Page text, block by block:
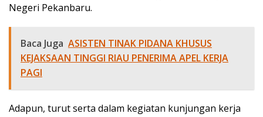
Negeri Pekanbaru.
Baca Juga ASISTEN TINAK PIDANA KHUSUS
KEJAKSAAN TINGGI RIAU PENERIMA APEL KERJA
PAGI
Adapun, turut serta dalam kegiatan kunjungan kerja